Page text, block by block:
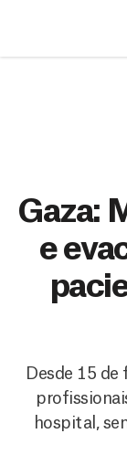
Gaza:
e
Desde 15 de
hospital,